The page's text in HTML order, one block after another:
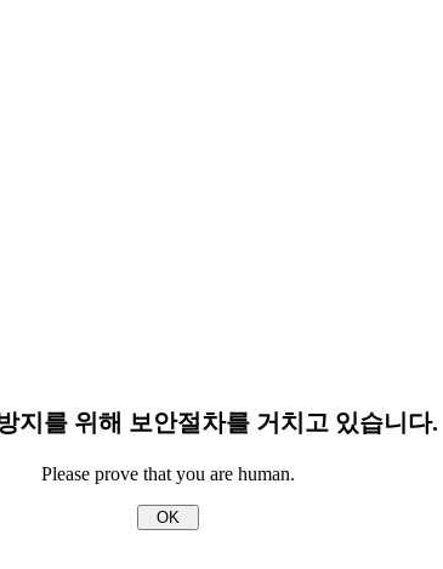
지를 위해 보안절차를 거치고 있습니다.
Please prove that you are human.